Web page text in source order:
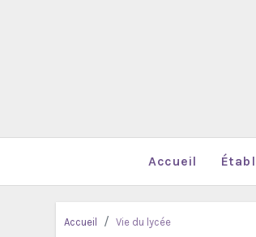
Accueil
Accueil Vie du lycée